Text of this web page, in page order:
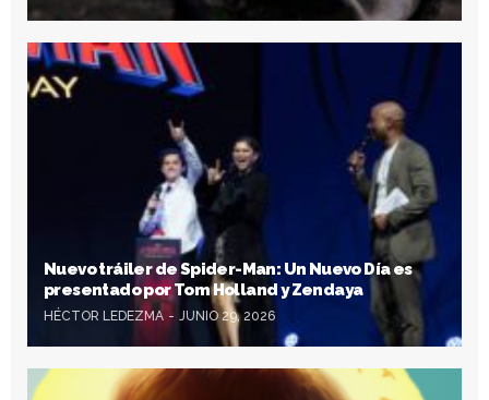
Nuevo tráiler de Spider-Man: Un Nuevo Día es
presentado por Tom Holland y Zendaya
HÉCTOR LEDEZMA JUNIO 29, 2026